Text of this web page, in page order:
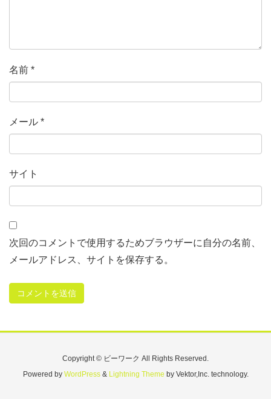
名前 *
メール *
サイト
次回のコメントで使用するためブラウザーに自分の名前、
メールアドレス、サイトを保存する。
Copyright © ビーワーク All Rights Reserved.
Powered by WordPress& Lightning Theme by Vektor,Inc. technology.